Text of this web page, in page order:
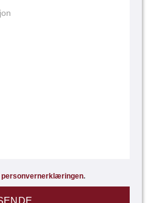
personvernerklæringen.